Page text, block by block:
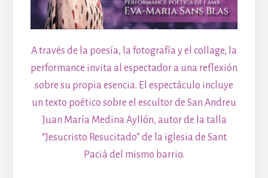
A través de la poesía, la fotografía y el collage, la
performance invita al espectador a una reflexión
sobre su propia esencia. El espectáculo incluye
un texto poético sobre el escultor de San Andreu
Juan María Medina Ayllón, autor de la talla
“Jesucristo Resucitado” de la iglesia de Sant
Pacià del mismo barrio.